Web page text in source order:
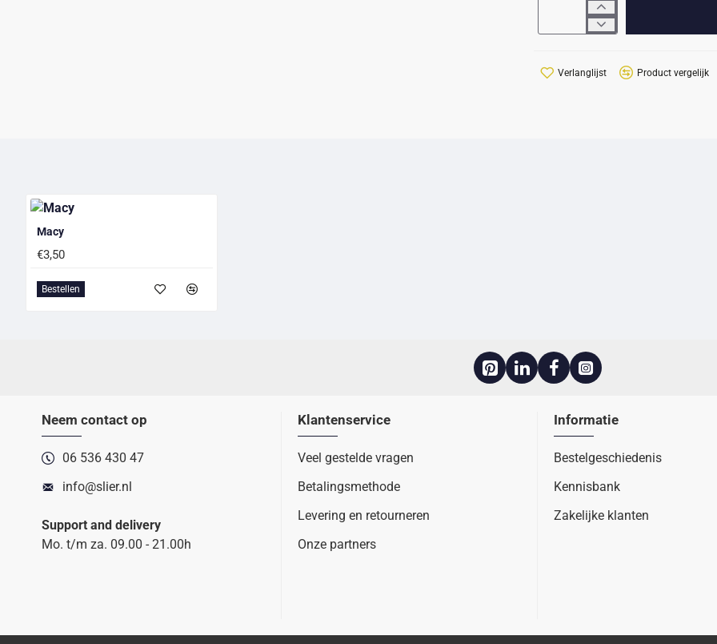
Verlanglijst Product vergelijk
Macy
€3,50
Bestellen
Neem contact op
06 536 430 47
info@slier.nl
Support and delivery
Mo. t/m za. 09.00 - 21.00h
Klantenservice
Veel gestelde vragen
Betalingsmethode
Levering en retourneren
Onze partners
Informatie
Bestelgeschiedenis
Kennisbank
Zakelijke klanten